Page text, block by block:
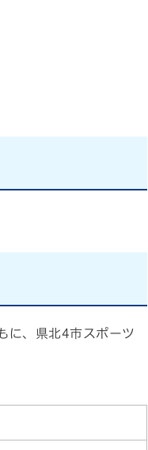
に、県北4市スポーツ